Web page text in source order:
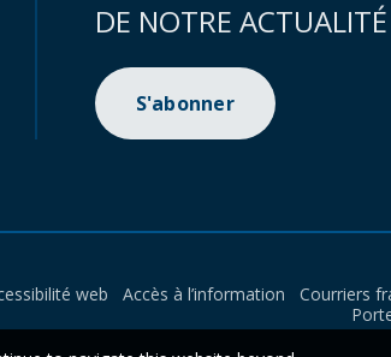
DE NOTRE ACTUALITÉ
S'abonner
web Accès à l’information
Courriers